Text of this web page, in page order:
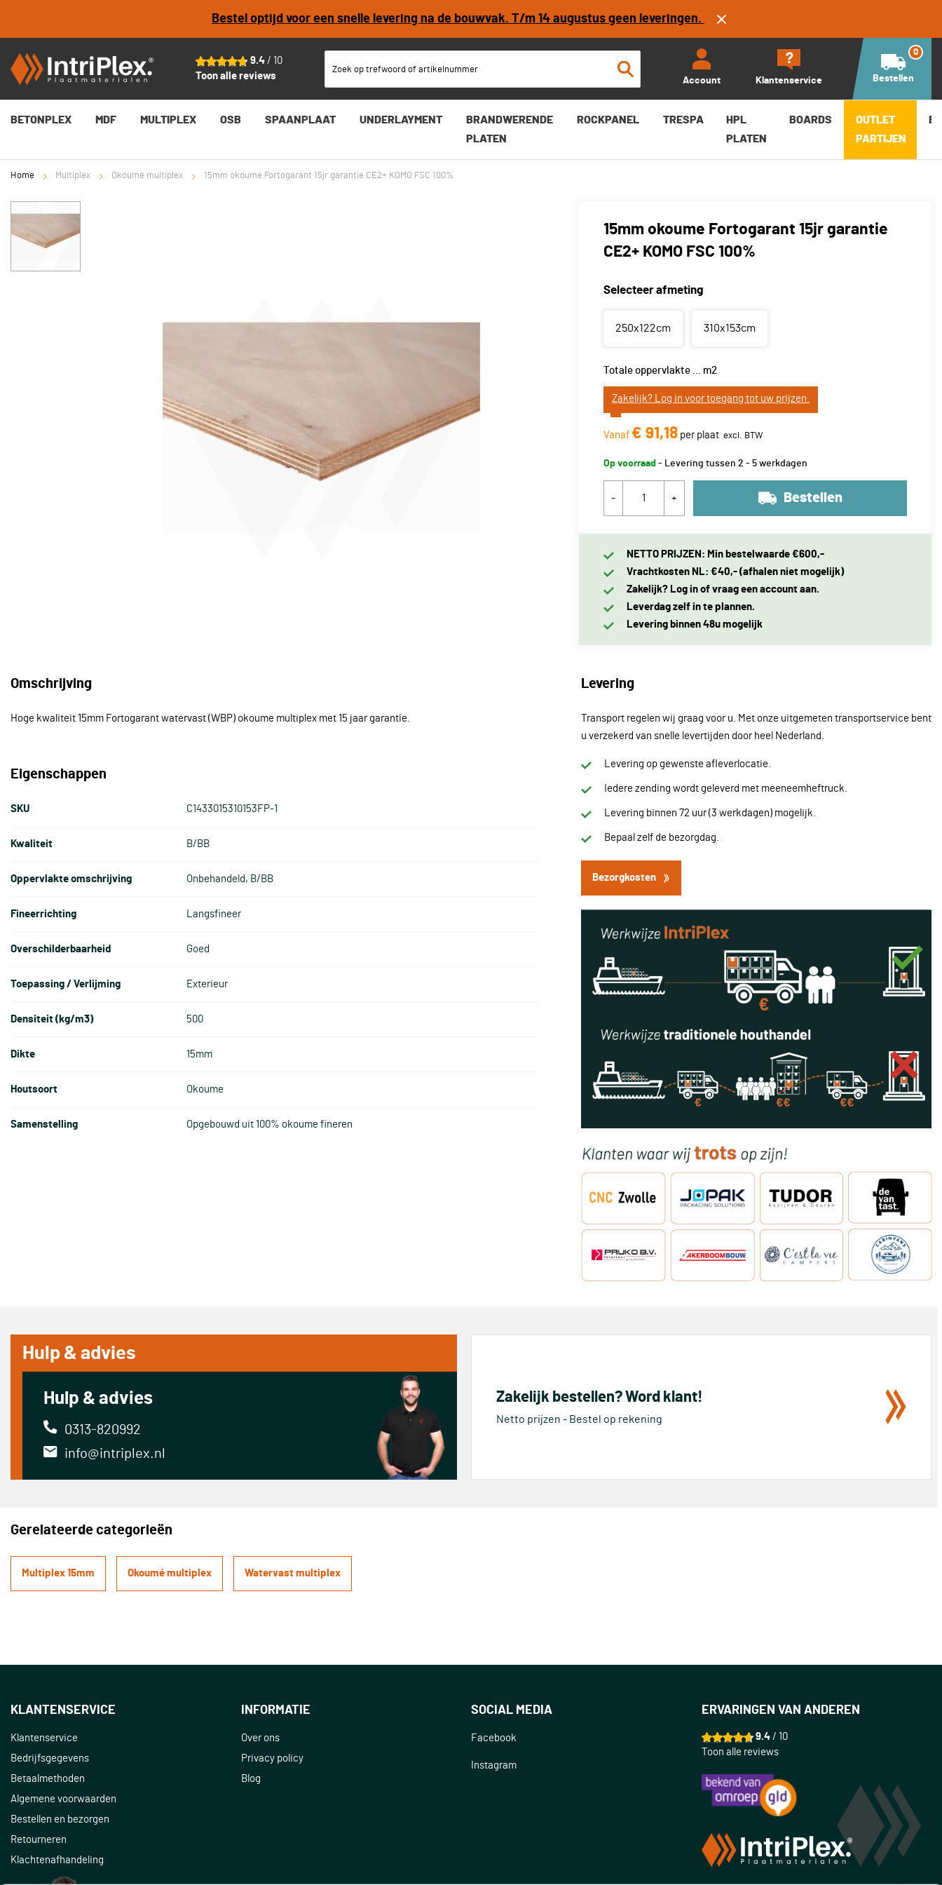
Bestel optijd voor een snelle levering na de bouwvak. T/m 14 augustus geen leveringen.
Account Klantenservice
9.4/ 10
Toon alle reviews
Bestellen
0
BETONPLEX MDF MULTIPLEX OSB SPAANPLAAT UNDERLAYMENT
BRANDWERENDE
PLATEN
ROCKPANEL TRESPA
HPL
PLATEN
BOARDS
OUTLET
PARTIJEN
Home Multiplex Okoumé multiplex 15mm okoume Fortogarant 15jr garantie CE2+ KOMO FSC 100%
15mm okoume Fortogarant 15jr garantie
CE2+ KOMO FSC 100%
15mm okoume Fortogarant 15jr garantie CE2+ KOMO FSC 100%
Vanaf € 91,18 per plaat
Selecteer afmeting
250x122cm 310x153cm
Totale oppervlakte ... m2
Zakelijk? Log in voor toegang tot uw prijzen.
Vanaf € 91,18 per plaat
Op voorraad - Levering tussen 2 - 5 werkdagen
- + Bestellen
NETTO PRIJZEN: Min bestelwaarde €600,-
Vrachtkosten NL: €40,- (afhalen niet mogelijk)
Zakelijk? Log in of vraag een account aan.
Leverdag zelf in te plannen.
Levering binnen 48u mogelijk
Omschrijving
Hoge kwaliteit 15mm Fortogarant watervast (WBP) okoume multiplex met 15 jaar garantie.
Eigenschappen
SKU C1433015310153FP-1
Kwaliteit B/BB
Oppervlakte omschrijving Onbehandeld, B/BB
Fineerrichting Langsfineer
Overschilderbaarheid Goed
Toepassing / Verlijming Exterieur
Densiteit (kg/m3) 500
Dikte 15mm
Houtsoort Okoume
Samenstelling Opgebouwd uit 100% okoume fineren
Levering
Transport regelen wij graag voor u. Met onze uitgemeten transportservice bent
u verzekerd van snelle levertijden door heel Nederland.
Levering op gewenste afleverlocatie.
Iedere zending wordt geleverd met meeneemheftruck.
Levering binnen 72 uur (3 werkdagen) mogelijk.
Bepaal zelf de bezorgdag.
Bezorgkosten
Hulp & advies
Hulp & advies
0313-820992
info@intriplex.nl
Zakelijk bestellen? Word klant!
Netto prijzen - Bestel op rekening
Gerelateerde categorieën
Multiplex 15mm Okoumé multiplex Watervast multiplex
KLANTENSERVICE
Klantenservice
Bedrijfsgegevens
Betaalmethoden
Algemene voorwaarden
Bestellen en bezorgen
Retourneren
Klachtenafhandeling
INFORMATIE
Over ons
Privacy policy
Blog
SOCIAL MEDIA
Facebook
Instagram
ERVARINGEN VAN ANDEREN
9.4 / 10
Toon alle reviews